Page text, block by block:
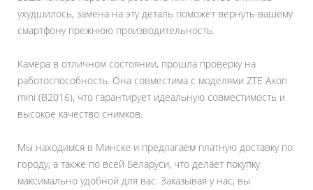
ухудшилось, замена на эту деталь поможет вернуть вашему
смартфону прежнюю производительность.
Камера в отличном состоянии, прошла проверку на
работоспособность. Она совместима с моделями ZTE Axon
mini (B2016), что гарантирует идеальную совместимость и
высокое качество снимков.
Мы находимся в Минске и предлагаем платную доставку по
городу, а также по всей Беларуси, что делает покупку
максимально удобной для вас. Заказывая у нас, вы